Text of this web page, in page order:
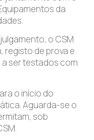
da
o CSM
registo de prova e
ser testados com
o início do
Aguarda-se o
sob